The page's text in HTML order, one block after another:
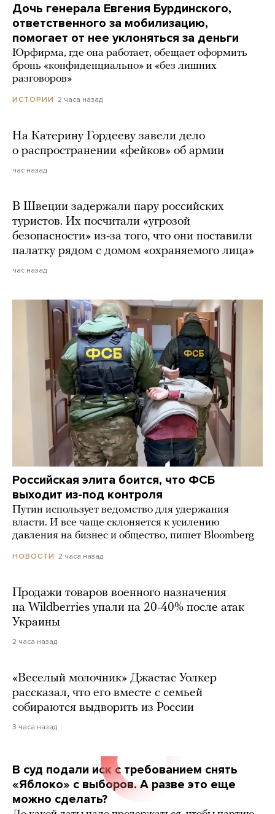
Дочь генерала Евгения Бурдинского,
ответственного за мобилизацию,
помогает от нее уклоняться за деньги
Юрфирма, где она работает, обещает оформить
бронь «конфиденциально» и «без лишних
разговоров»
ИСТОРИИ 2 часа назад
На Катерину Гордееву завели дело
о распространении «фейков» об армии
час назад
В Швеции задержали пару российских
туристов. Их посчитали «угрозой
безопасности» из-за того, что они поставили
палатку рядом с домом «охраняемого лица»
час назад
Российская элита боится, что ФСБ
выходит из-под контроля
Путин использует ведомство для удержания
власти. И все чаще склоняется к усилению
давления на бизнес и общество, пишет Bloomberg
НОВОСТИ 2 часа назад
Продажи товаров военного назначения
на Wildberries упали на 20-40% после атак
Украины
2 часа назад
«Веселый молочник» Джастас Уолкер
рассказал, что его вместе с семьей
собираются выдворить из России
3 часа назад
В суд подали иск с требованием снять
«Яблоко» с выборов. А разве это еще
можно сделать?